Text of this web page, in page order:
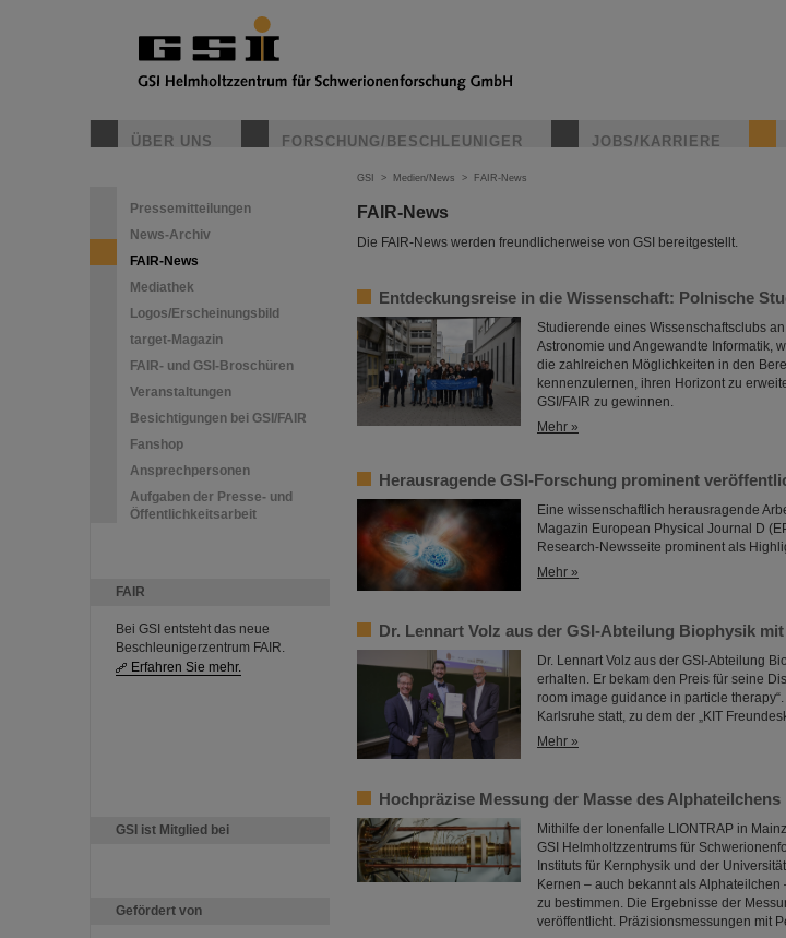
ÜBER UNS FORSCHUNG/BESCHLEUNIGER JOBS/KARRIERE
Pressemitteilungen
News-Archiv
FAIR-News
Mediathek
Logos/Erscheinungsbild
target-Magazin
FAIR- und GSI-Broschüren
Veranstaltungen
Besichtigungen bei GSI/FAIR
Fanshop
Ansprechpersonen
Aufgaben der Presse- und
Öffentlichkeitsarbeit
FAIR
Bei GSI entsteht das neue
Beschleunigerzentrum FAIR.
Erfahren Sie mehr.
GSI ist Mitglied bei
Gefördert von
GSI > Medien/News > FAIR-News
FAIR-News
Die FAIR-News werden freundlicherweise von GSI bereitgestellt.
Entdeckungsreise in die Wissenschaft: Polnische
Studierende eines Wissenschaftsclubs
Astronomie und Angewandte Informatik,
die zahlreichen Möglichkeiten in den
kennenzulernen, ihren Horizont zu
GSI/FAIR zu gewinnen.
Mehr »
Herausragende GSI-Forschung prominent
Eine wissenschaftlich herausragende
Magazin European Physical Journal D
Research-Newsseite prominent als
Mehr »
Dr. Lennart Volz aus der GSI-Abteilung Biophysik
Dr. Lennart Volz aus der GSI-Abteilung
erhalten. Er bekam den Preis für seine
room image guidance in particle
Karlsruhe statt, zu dem der „KIT
Mehr »
Hochpräzise Messung der Masse des
Mithilfe der Ionenfalle LIONTRAP in
GSI Helmholtzzentrums für
Instituts für Kernphysik und der
Kernen – auch bekannt als
zu bestimmen. Die Ergebnisse der
veröffentlicht. Präzisionsmessungen mit